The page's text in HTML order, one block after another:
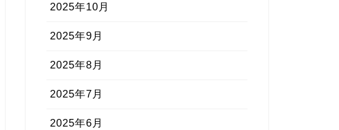
2025年10月
2025年9月
2025年8月
2025年7月
2025年6月